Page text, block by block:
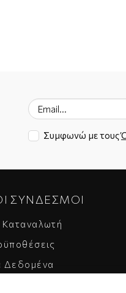
Συμφωνώ με τους
ΣΎΝΔΕΣΜΟΙ
Δεδομένα